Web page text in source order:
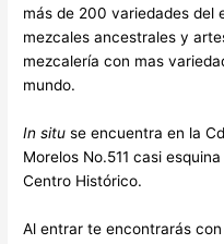
más de 200 variedades del
mezcales ancestrales y
mezcalería con mas
mundo.
In situ se encuentra en la
Morelos No.511 casi
Centro Histórico.
Al entrar te encontrarás